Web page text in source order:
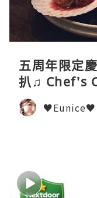
五周年限定
扒♫ Chef's
♥Eunice♥